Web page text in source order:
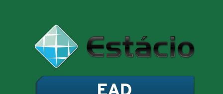
Olá, insira seus dados para continuar.